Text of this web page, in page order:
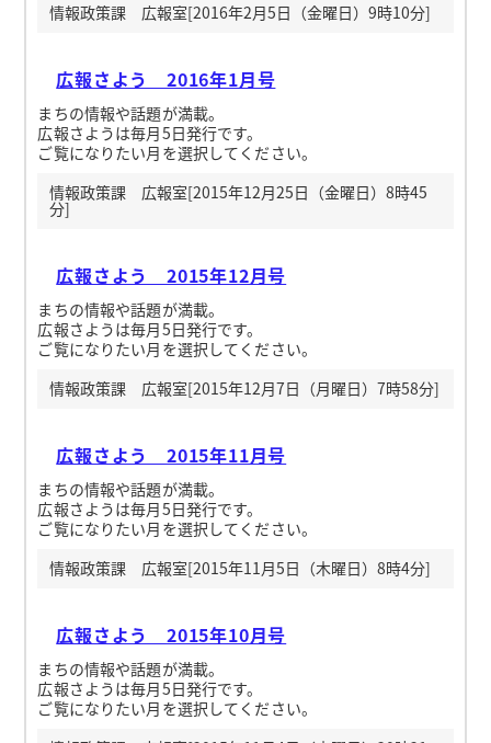
情報政策課 広報室[2016年2月5日（金曜日）9時10分]
広報さよう 2016年1月号
まちの情報や話題が満載。
広報さようは毎月5日発行です。
ご覧になりたい月を選択してください。
情報政策課 広報室[2015年12月25日（金曜日）8時45
分]
広報さよう 2015年12月号
まちの情報や話題が満載。
広報さようは毎月5日発行です。
ご覧になりたい月を選択してください。
情報政策課 広報室[2015年12月7日（月曜日）7時58分]
広報さよう 2015年11月号
まちの情報や話題が満載。
広報さようは毎月5日発行です。
ご覧になりたい月を選択してください。
情報政策課 広報室[2015年11月5日（木曜日）8時4分]
広報さよう 2015年10月号
まちの情報や話題が満載。
広報さようは毎月5日発行です。
ご覧になりたい月を選択してください。